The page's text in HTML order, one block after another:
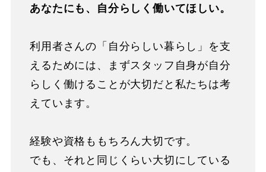
あなたにも、自分らしく働いてほしい。
利用者さんの「自分らしい暮らし」を支
えるためには、まずスタッフ自身が自分
らしく働けることが大切だと私たちは考
えています。
経験や資格ももちろん大切です。
でも、それと同じくらい大切にしている